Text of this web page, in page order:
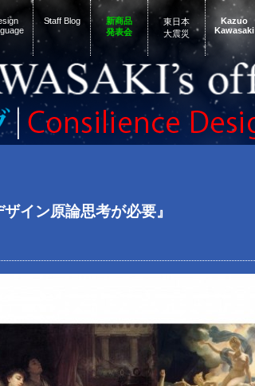
Staff Blog
新商品
発表会
東日本
大震災
Kazuo
Kawasaki
イン原論思考が必要』